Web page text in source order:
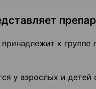
к группе
у взрослых и детей